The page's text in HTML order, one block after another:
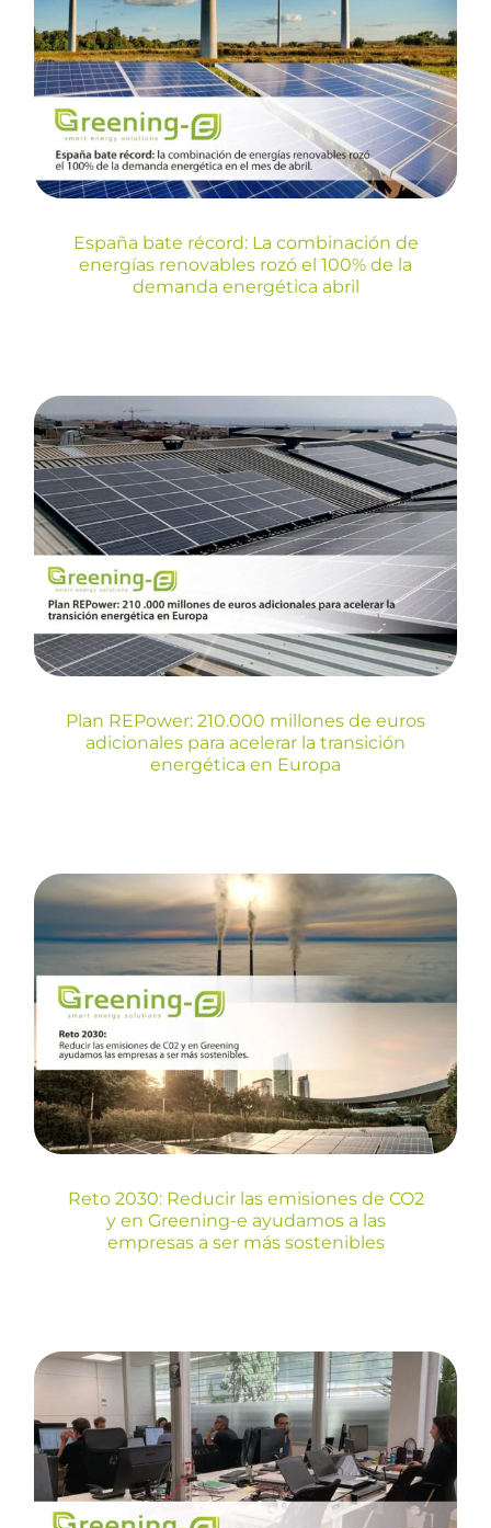
combinación de energías
renovables rozó el 100% de la
demanda energética abril
Blog
España bate récord: La combinación de
energías renovables rozó el 100% de la
demanda energética abril
Plan REPower: 210.000
millones de euros adicionales
para acelerar la transición
energética en Europa
Plan REPower: 210.000 millones de euros
adicionales para acelerar la transición
energética en Europa
Reto 2030: Reducir las
emisiones de CO2 y en
Greening-e ayudamos a las
empresas a ser más
sostenibles
Blog
Reto 2030: Reducir las emisiones de CO2
y en Greening-e ayudamos a las
empresas a ser más sostenibles
Licitaciones multilaterales:
desarrollando proyectos de
energía por todo el mundo